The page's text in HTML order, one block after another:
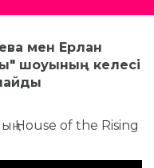
мен Ерлан
шоуының келесі
House of the Rising